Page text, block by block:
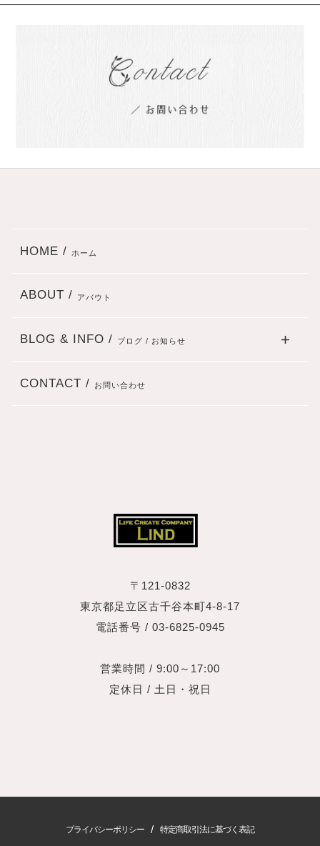
〒121-0832
東京都足立区古千谷本町4‐8‐17
電話番号 / 03-6825-0945
営業時間 / 9:00～17:00
定休日 / 土日・祝日
HOME / ホーム
ABOUT / アバウト
BLOG & INFO / ブログ / お知らせ
CONTACT / お問い合わせ
プライバシーポリシー / 特定商取引法に基づく表記